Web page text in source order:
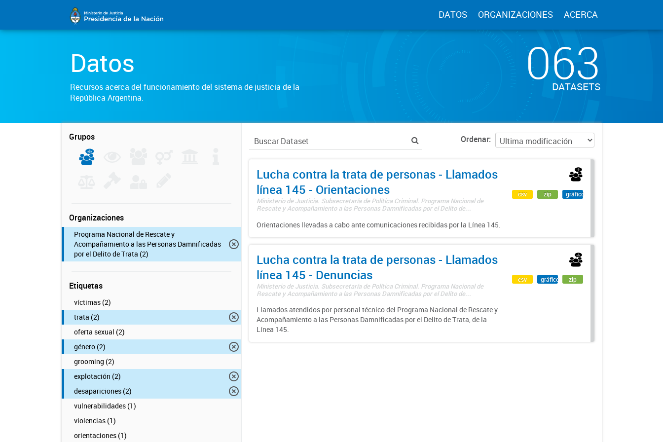
DATOS ORGANIZACIONES ACERCA
Datos
Recursos acerca del funcionamiento del sistema de justicia de la
República Argentina.
063
DATASETS
Grupos
Organizaciones
Programa Nacional de Rescate y
Acompañamiento a las Personas Damnificadas
por el Delito de Trata (2)
Etiquetas
víctimas (2)
trata (2)
oferta sexual (2)
género (2)
grooming (2)
explotación (2)
desapariciones (2)
vulnerabilidades (1)
violencias (1)
orientaciones (1)
Ordenar
Lucha contra la trata de personas - Llamados
línea 145 - Orientaciones
Ministerio de Justicia. Subsecretaría de Política Criminal. Programa Nacional de
Rescate y Acompañamiento a las Personas Damnificadas por el Delito de...
Orientaciones llevadas a cabo ante comunicaciones recibidas por la Línea 145.
csv zip gráfico
Lucha contra la trata de personas - Llamados
línea 145 - Denuncias
Ministerio de Justicia. Subsecretaría de Política Criminal. Programa Nacional de
Rescate y Acompañamiento a las Personas Damnificadas por el Delito de...
Llamados atendidos por personal técnico del Programa Nacional de Rescate y
Acompañamiento a las Personas Damnificadas por el Delito de Trata, de la
Línea 145.
csv gráfico zip